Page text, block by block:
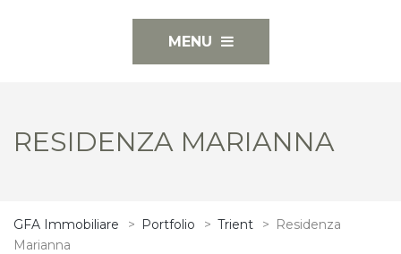
MENU
RESIDENZA MARIANNA
GFA Immobiliare > Portfolio > Trient > Residenza
Marianna